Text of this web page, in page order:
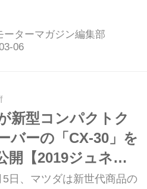
バーコンセプト「IMQ」を
した。
ーターマガジン編集部
新型コンパクトク
バーの「CX-30」を
開【2019ジュネー
】
5日、マツダは新世代商品の